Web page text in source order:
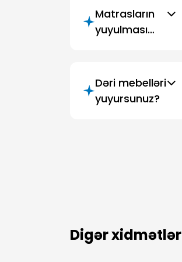
Matrasların
yuyulması
Dəri mebelləri
yuyursunuz?
Digər xidmətlər